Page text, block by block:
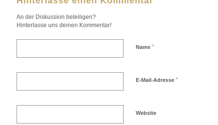
An der Diskussion beteiligen?
Hinterlasse uns deinen Kommentar!
Name *
E-Mail-Adresse *
Website